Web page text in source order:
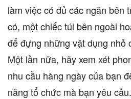
làm việc có đủ các ngăn bên
có, một chiếc túi bên ngoài
để đựng những vật dụng nhỏ
Một lần nữa, hãy xem xét
nhu cầu hàng ngày của bạn
năng tổ chức mà bạn yêu cầu.